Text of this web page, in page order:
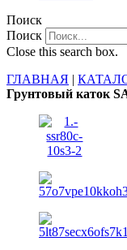
Поиск
Поиск
Close this search box.
ГЛАВНАЯ |
Грунтовый каток